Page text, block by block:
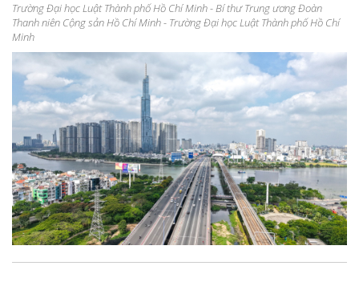
Trường Đại học Luật Thành phố Hồ Chí Minh - Bí thư Trung ương Đoàn
Thanh niên Cộng sản Hồ Chí Minh - Trường Đại học Luật Thành phố Hồ Chí
Minh